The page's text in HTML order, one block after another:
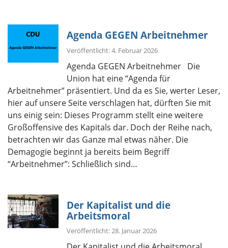
Agenda GEGEN Arbeitnehmer
Veröffentlicht: 4. Februar 2026
Agenda GEGEN Arbeitnehmer Die
Union hat eine “Agenda für
Arbeitnehmer” präsentiert. Und da es Sie, werter Leser,
hier auf unsere Seite verschlagen hat, dürften Sie mit
uns einig sein: Dieses Programm stellt eine weitere
Großoffensive des Kapitals dar. Doch der Reihe nach,
betrachten wir das Ganze mal etwas näher. Die
Demagogie beginnt ja bereits beim Begriff
“Arbeitnehmer”: Schließlich sind…
Der Kapitalist und die
Arbeitsmoral
Veröffentlicht: 28. Januar 2026